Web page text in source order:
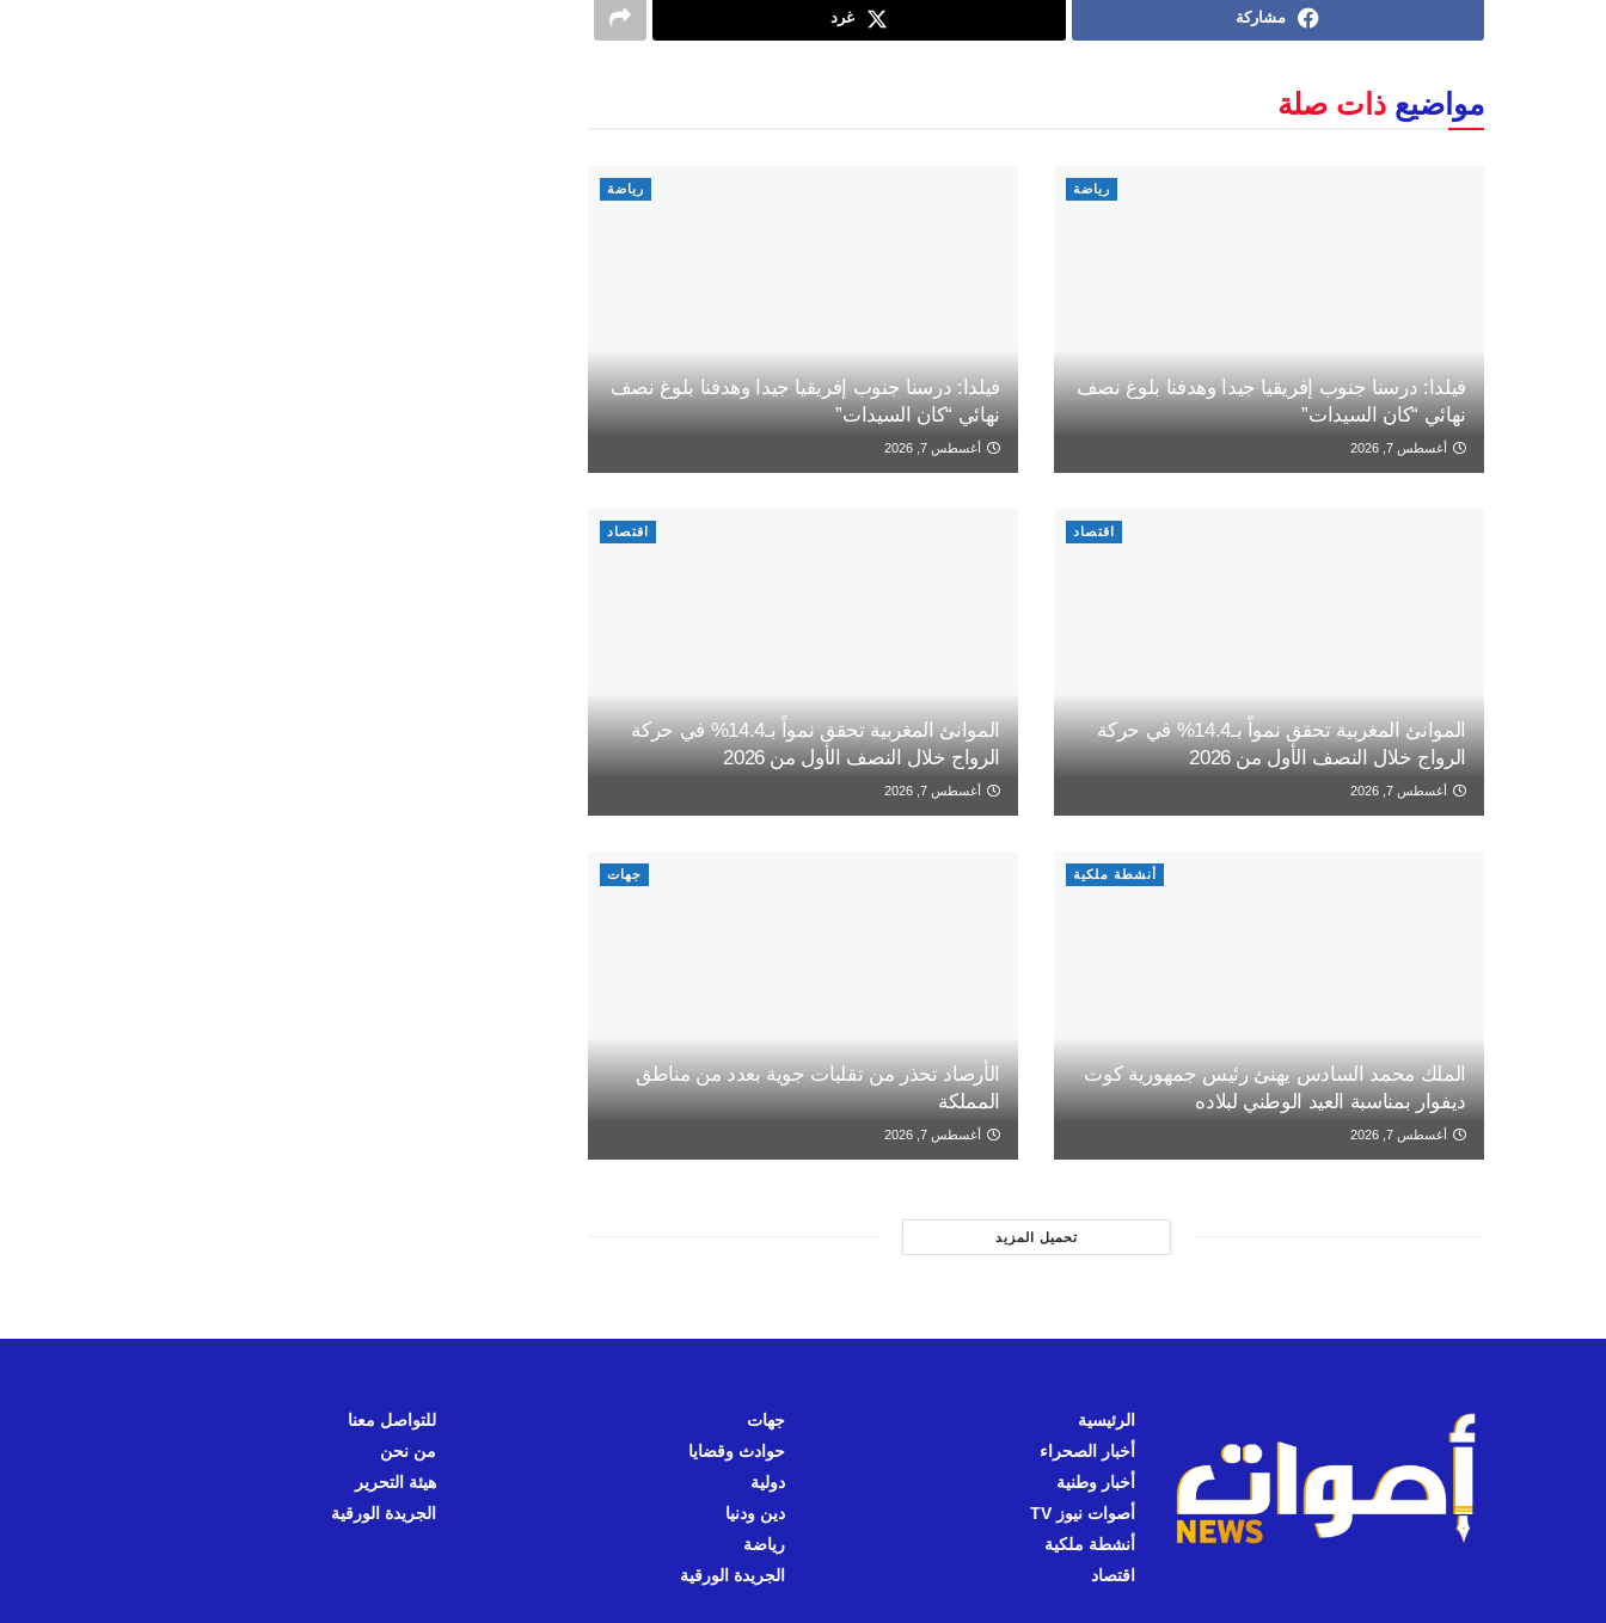
مشاركة غرد
مواضيع ذات صلة
رياضة
فيلدا: درسنا جنوب إفريقيا جيدا وهدفنا بلوغ نصف
نهائي “كان السيدات”
أغسطس 7, 2026
رياضة
فيلدا: درسنا جنوب إفريقيا جيدا وهدفنا بلوغ نصف
نهائي “كان السيدات”
أغسطس 7, 2026
اقتصاد
الموانئ المغربية تحقق نمواً بـ14.4% في حركة
الرواج خلال النصف الأول من 2026
أغسطس 7, 2026
اقتصاد
الموانئ المغربية تحقق نمواً بـ14.4% في حركة
الرواج خلال النصف الأول من 2026
أغسطس 7, 2026
أنشطة ملكية
الملك محمد السادس يهنئ رئيس جمهورية كوت
ديفوار بمناسبة العيد الوطني لبلاده
أغسطس 7, 2026
جهات
الأرصاد تحذر من تقلبات جوية بعدد من مناطق
المملكة
أغسطس 7, 2026
تحميل المزيد
الرئيسية
أخبار الصحراء
أخبار وطنية
أصوات نيوز TV
أنشطة ملكية
اقتصاد
جهات
حوادث وقضايا
دولية
دين ودنيا
رياضة
الجريدة الورقية
للتواصل معنا
من نحن
هيئة التحرير
الجريدة الورقية